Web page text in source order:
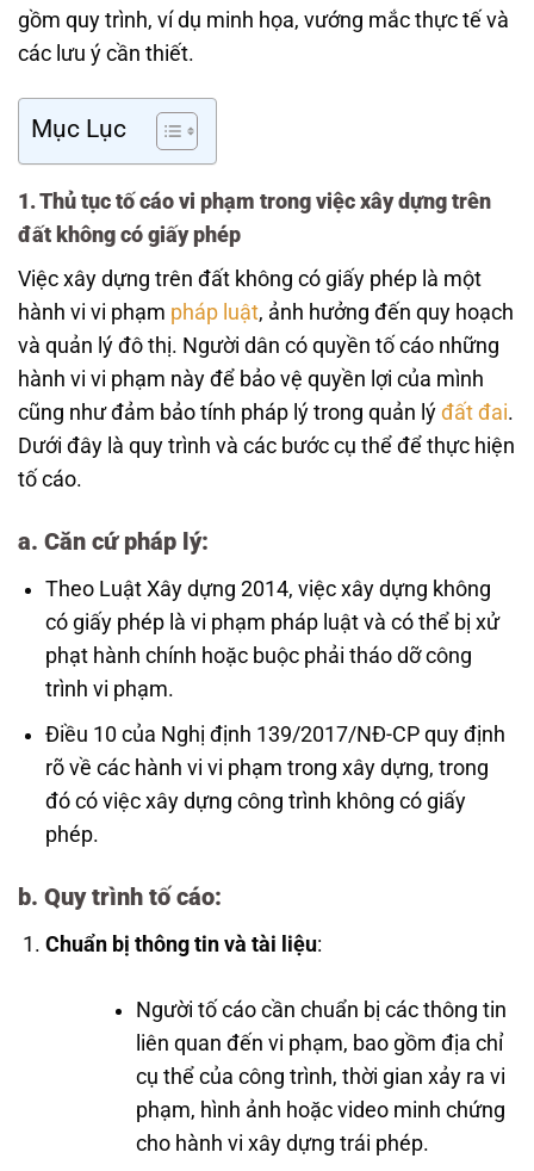
gồm quy trình, ví dụ minh họa, vướng mắc thực tế và
các lưu ý cần thiết.
Mục Lục
1. Thủ tục tố cáo vi phạm trong việc xây dựng trên
đất không có giấy phép
Việc xây dựng trên đất không có giấy phép là một
hành vi vi phạm pháp luật, ảnh hưởng đến quy hoạch
và quản lý đô thị. Người dân có quyền tố cáo những
hành vi vi phạm này để bảo vệ quyền lợi của mình
cũng như đảm bảo tính pháp lý trong quản lý đất đai.
Dưới đây là quy trình và các bước cụ thể để thực hiện
tố cáo.
a. Căn cứ pháp lý:
Theo Luật Xây dựng 2014, việc xây dựng không
có giấy phép là vi phạm pháp luật và có thể bị xử
phạt hành chính hoặc buộc phải tháo dỡ công
trình vi phạm.
Điều 10 của Nghị định 139/2017/NĐ-CP quy định
rõ về các hành vi vi phạm trong xây dựng, trong
đó có việc xây dựng công trình không có giấy
phép.
b. Quy trình tố cáo:
Chuẩn bị thông tin và tài liệu:
Người tố cáo cần chuẩn bị các thông tin
liên quan đến vi phạm, bao gồm địa chỉ
cụ thể của công trình, thời gian xảy ra vi
phạm, hình ảnh hoặc video minh chứng
cho hành vi xây dựng trái phép.